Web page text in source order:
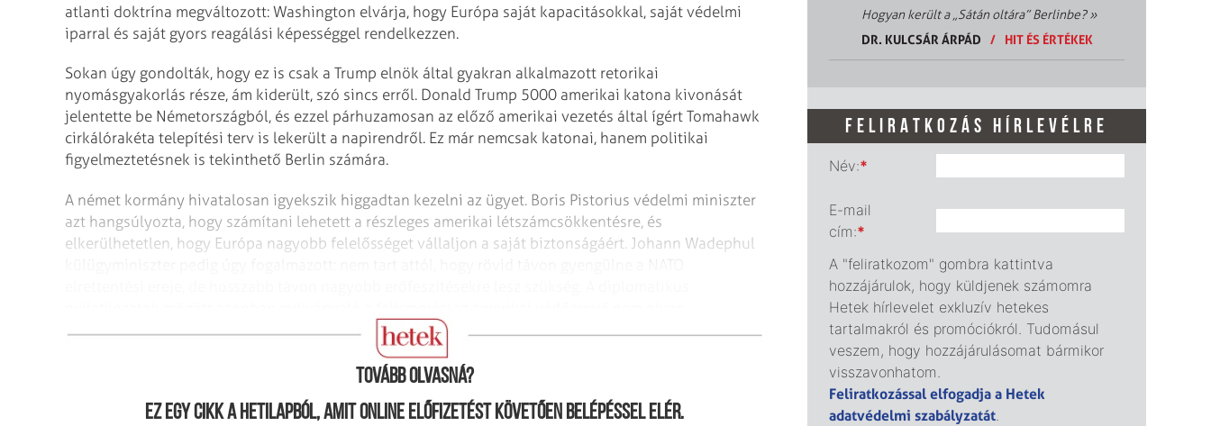
atlanti doktrína megváltozott: Washington elvárja, hogy Európa saját kapacitásokkal, saját védelmi
iparral és saját gyors reagálási képességgel rendelkezzen.
Sokan úgy gondolták, hogy ez is csak a Trump elnök által gyakran alkalmazott retorikai
nyomásgyakorlás része, ám kiderült, szó sincs erről. Donald Trump 5000 amerikai katona kivonását
jelentette be Németországból, és ezzel párhuzamosan az előző amerikai vezetés által ígért Tomahawk
cirkálórakéta telepítési terv is lekerült a napirendről. Ez már nemcsak katonai, hanem politikai
figyelmeztetésnek is tekinthető Berlin számára.
A német kormány hivatalosan igyekszik higgadtan kezelni az ügyet. Boris Pistorius védelmi miniszter
azt hangsúlyozta, hogy számítani lehetett a részleges amerikai létszámcsökkentésre, és
elkerülhetetlen, hogy Európa nagyobb felelősséget vállaljon a saját biztonságáért. Johann Wadephul
automatikus többé, mint korábban.
Tovább olvasná?
Ez egy cikk a hetilapból, amit online előfizetést követően belépéssel elér.
Hogyan került a „Sátán oltára” Berlinbe?»
DR. KULCSÁR ÁRPÁD
/ HIT ÉS ÉRTÉKEK
FELIRATKOZÁS HÍRLEVÉLRE
Név:*
E-mail
cím:*
A "feliratkozom" gombra kattintva
hozzájárulok, hogy küldjenek számomra
Hetek hírlevelet exkluzív hetekes
tartalmakról és promóciókról. Tudomásul
veszem, hogy hozzájárulásomat bármikor
visszavonhatom.
Feliratkozással elfogadja a Hetek
adatvédelmi szabályzatát.